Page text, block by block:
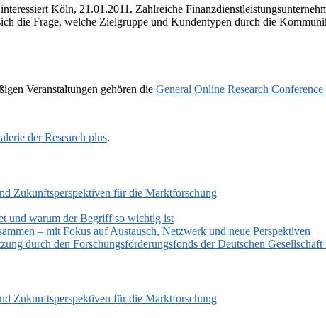
Köln, 21.01.2011. Zahlreiche
die Frage, welche Zielgruppe und Kundentypen durch die
Veranstaltungen gehören die General Online Research
der Research plus.
Zukunftsperspektiven für die Marktforschung
und warum der Begriff so wichtig ist
– mit Fokus auf Austausch, Netzwerk und neue Perspektiven
durch den Forschungsförderungsfonds der Deutschen
Zukunftsperspektiven für die Marktforschung